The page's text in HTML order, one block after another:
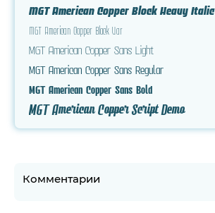
MGT American Copper Block Heavy Italic
MGT American Copper Block Var
MGT American Copper Sans Light
MGT American Copper Sans Regular
MGT American Copper Sans Bold
MGT American Copper Script Demo
Комментарии